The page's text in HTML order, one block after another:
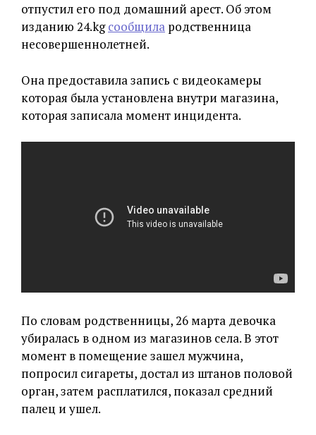
отпустил его под домашний арест. Об этом
изданию 24.kgсообщила родственница
несовершеннолетней.
Она предоставила запись с видеокамеры
которая была установлена внутри магазина,
которая записала момент инцидента.
По словам родственницы, 26 марта девочка
убиралась в одном из магазинов села. В этот
момент в помещение зашел мужчина,
попросил сигареты, достал из штанов половой
орган, затем расплатился, показал средний
палец и ушел.